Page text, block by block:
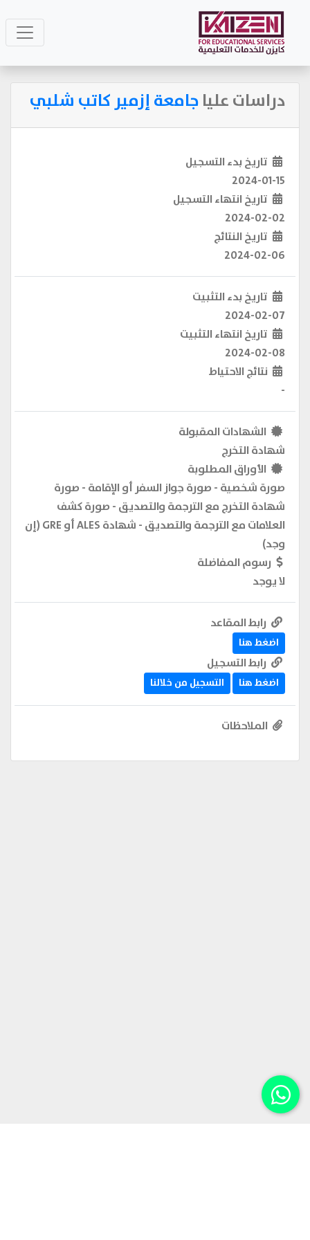
دراسات علياجامعة إزمير كاتب شلبي
تاريخ بدء التسجيل
2024-01-15
تاريخ انتهاء التسجيل
2024-02-02
تاريخ النتائج
2024-02-06
تاريخ بدء التثبيت
2024-02-07
تاريخ انتهاء التثبيت
2024-02-08
نتائج الاحتياط
-
الشهادات المقبولة
شهادة التخرج
الأوراق المطلوبة
صورة شخصية - صورة جواز السفر أو الإقامة - صورة
شهادة التخرج مع الترجمة والتصديق - صورة كشف
العلامات مع الترجمة والتصديق - شهادة ALES أو GRE (إن
وجد)
رسوم المفاضلة
لا يوجد
رابط المقاعد
اضغط هنا
رابط التسجيل
اضغط هنا التسجيل من خلالنا
الملاحظات